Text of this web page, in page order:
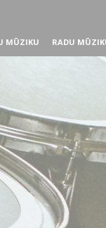
MŪZIKU RADU